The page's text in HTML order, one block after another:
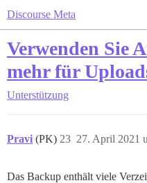
Discourse Meta
Verwenden Sie
mehr für
Unterstützung
Pravi (PK) 27. April 2021
23
Das Backup enthält viele